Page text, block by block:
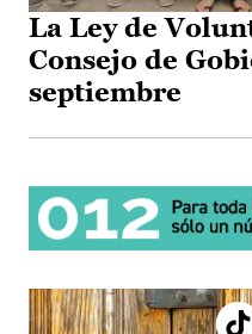
La Ley de
Consejo de
septiembre